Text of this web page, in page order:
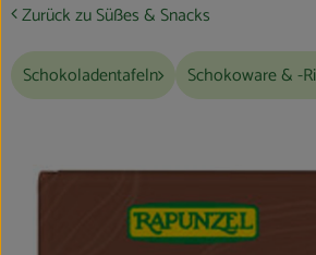
ANGEBOTE
REGIONALES
Zurück zu Süßes & Snacks
Schokoladentafeln Schokoware & -